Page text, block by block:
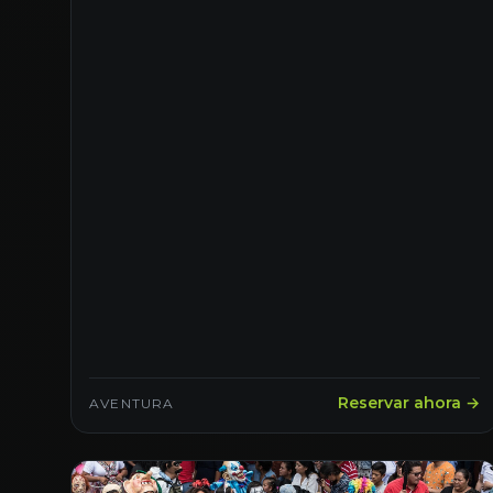
AVENTURA Reservar ahora →